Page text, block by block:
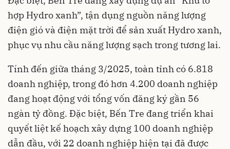
hợp Hydro xanh”, tận dụng nguồn năng lượng
điện gió và điện mặt trời để sản xuất Hydro xanh,
phục vụ nhu cầu năng lượng sạch trong tương lai.
Tính đến giữa tháng 3/2025, toàn tỉnh có 6.818
doanh nghiệp, trong đó hơn 4.200 doanh nghiệp
đang hoạt động với tổng vốn đăng ký gần 56
ngàn tỷ đồng. Đặc biệt, Bến Tre đang triển khai
quyết liệt kế hoạch xây dựng 100 doanh nghiệp
dẫn đầu, với 22 doanh nghiệp hiện tại đã được